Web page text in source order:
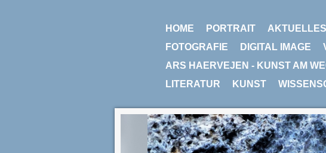
HOME PORTRAIT AKTUELLES
FOTOGRAFIE
DIGITAL IMAGE
ARS HAERVEJEN - KUNST AM
LITERATUR
KUNST